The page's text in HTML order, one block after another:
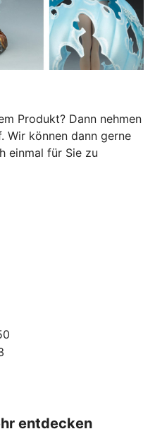
Produkt? Dann nehmen
Wir können dann gerne
einmal für Sie zu
entdecken